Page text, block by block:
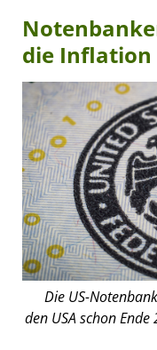
die Inflation
Die US-
den USA schon